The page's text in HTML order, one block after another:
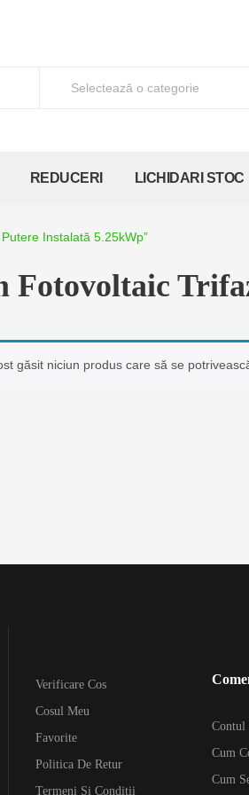
REDUCERI LICHIDARI STOC
Instalată 5.25kWp”
Fotovoltaic
găsit niciun produs care să se
Verificare Cos
Cosul Meu
Favorite
Politica De Retur
Termeni Si Conditii
Contul
Cum
Cum